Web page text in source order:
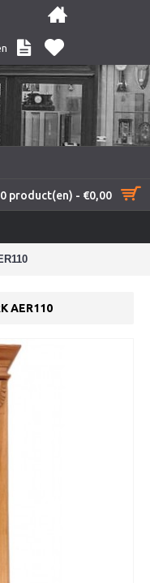
0 product(en) - €0,00
AER110